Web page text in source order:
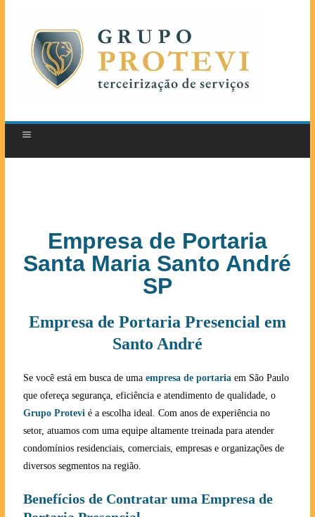
Empresa de Portaria
Santa Maria Santo André
SP
Empresa de Portaria Presencial em
Santo André
Se você está em busca de uma empresa de portariaem São Paulo
que ofereça segurança, eficiência e atendimento de qualidade, o
Grupo Protevié a escolha ideal. Com anos de experiência no
setor, atuamos com uma equipe altamente treinada para atender
condomínios residenciais, comerciais, empresas e organizações de
diversos segmentos na região.
Benefícios de Contratar uma Empresa de